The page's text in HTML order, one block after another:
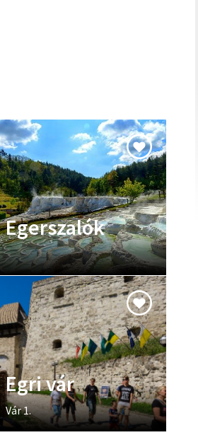
Egerszalók
Egri vár
Vár 1.